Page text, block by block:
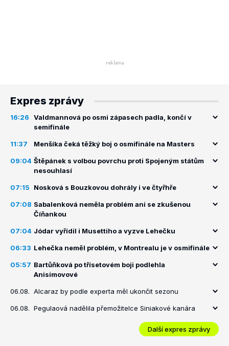
Expres zprávy
16:26
Valdmannová po osmi zápasech padla, končí v
semifinále
11:37 Menšíka čeká těžký boj o osmifinále na Masters
09:04 Štěpánek s volbou povrchu proti Spojeným státům
nesouhlasí
07:15 Nosková s Bouzkovou dohrály i ve čtyřhře
07:08 Sabalenková neměla problém ani se zkušenou
Číňankou
07:04 Jódar vyřídil i Musettiho a vyzve Lehečku
06:33 Lehečka neměl problém, v Montrealu je v osmifinále
05:57 Bartůňková po třísetovém boji podlehla
Anisimovové
06.08. Alcaraz by podle experta měl ukončit sezonu
06.08. Pegulaová nadělila přemožitelce Siniakové kanára
Další expres zprávy